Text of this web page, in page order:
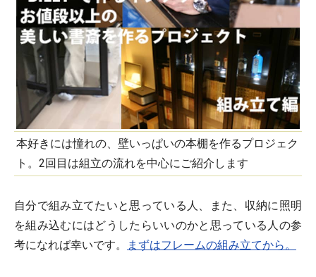
本好きには憧れの、壁いっぱいの本棚を作るプロジェク
ト。2回目は組立の流れを中心にご紹介します
自分で組み立てたいと思っている人、また、収納に照明
を組み込むにはどうしたらいいのかと思っている人の参
考になれば幸いです。
まずはフレームの組み立てから。